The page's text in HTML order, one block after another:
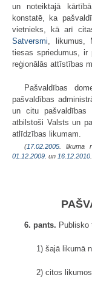
un noteiktajā
konstatē, ka
vietnieks, kā arī
Satversmi , likumus,
tiesas spriedumus, ir
reģionālās attīstības
Pašvaldības
pašvaldības
un citu pašvaldības
atbilstoši Valsts un
atlīdzības likumam.
(17.02.2005 . likuma
01.12.2009. un 16.12.2010
6. pants. Publisko
1) šajā likumā
2) citos